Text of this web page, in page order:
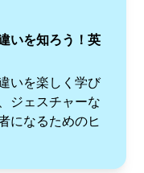
いを知ろう！英
いを楽しく学び
ジェスチャーな
になるためのヒ